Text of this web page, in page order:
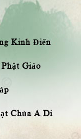
Kinh Điển
Giáo
Chùa A Di